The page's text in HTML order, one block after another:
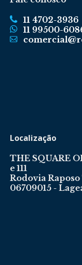
11 4702-3936
11 99500-
Localização
THE SQUARE
e 111
Rodovia Raposo
06709015 -